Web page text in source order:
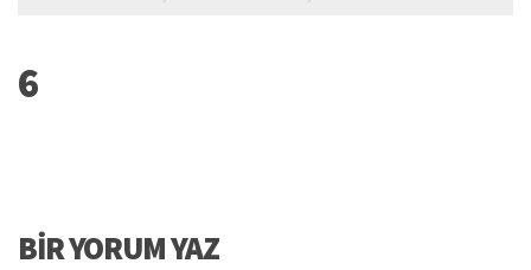
6
BIR YORUM YAZ